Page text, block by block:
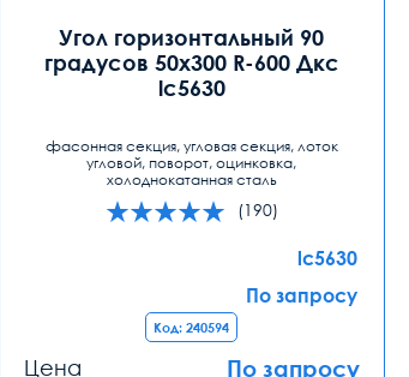
Угол горизонтальный 90
градусов 50x300 R-600 Дкс
lc5630
фасонная секция, угловая секция, лоток
угловой, поворот, оцинковка,
холоднокатанная сталь
(190)
lc5630
По запросу
Код: 240594
Цена По запросу